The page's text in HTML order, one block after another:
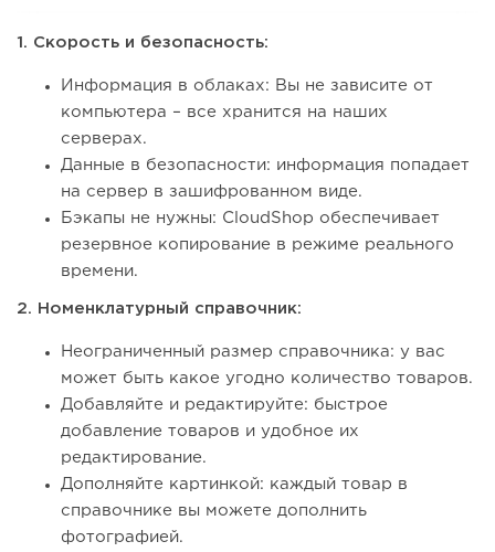
1. Скорость и безопасность:
Информация в облаках: Вы не зависите от
компьютера – все хранится на наших
серверах.
Данные в безопасности: информация попадает
на сервер в зашифрованном виде.
Бэкапы не нужны: CloudShop обеспечивает
резервное копирование в режиме реального
времени.
2. Номенклатурный справочник:
Неограниченный размер справочника: у вас
может быть какое угодно количество товаров.
Добавляйте и редактируйте: быстрое
добавление товаров и удобное их
редактирование.
Дополняйте картинкой: каждый товар в
справочнике вы можете дополнить
фотографией.